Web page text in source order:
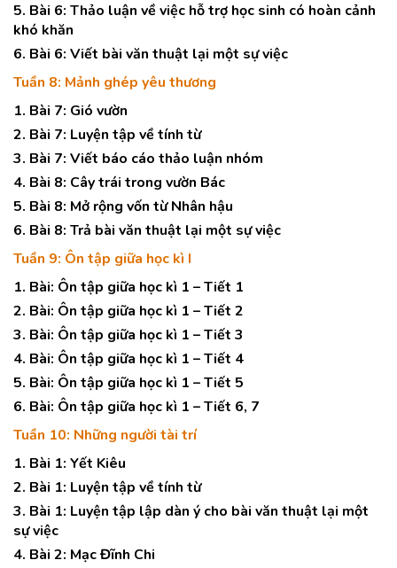
5. Bài 6: Thảo luận về việc hỗ trợ học sinh có hoàn cảnh
khó khăn
6. Bài 6: Viết bài văn thuật lại một sự việc
Tuần 8: Mảnh ghép yêu thương
1. Bài 7: Gió vườn
2. Bài 7: Luyện tập về tính từ
3. Bài 7: Viết báo cáo thảo luận nhóm
4. Bài 8: Cây trái trong vườn Bác
5. Bài 8: Mở rộng vốn từ Nhân hậu
6. Bài 8: Trả bài văn thuật lại một sự việc
Tuần 9: Ôn tập giữa học kì I
1. Bài: Ôn tập giữa học kì 1 – Tiết 1
2. Bài: Ôn tập giữa học kì 1 – Tiết 2
3. Bài: Ôn tập giữa học kì 1 – Tiết 3
4. Bài: Ôn tập giữa học kì 1 – Tiết 4
5. Bài: Ôn tập giữa học kì 1 – Tiết 5
6. Bài: Ôn tập giữa học kì 1 – Tiết 6, 7
Tuần 10: Những người tài trí
1. Bài 1: Yết Kiêu
2. Bài 1: Luyện tập về tính từ
3. Bài 1: Luyện tập lập dàn ý cho bài văn thuật lại một
sự việc
4. Bài 2: Mạc Đĩnh Chi